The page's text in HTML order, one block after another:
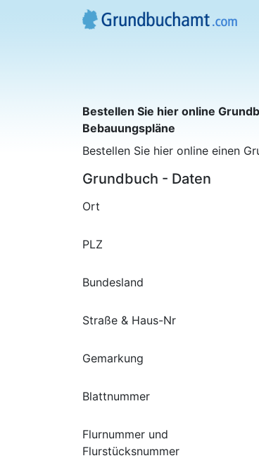
Bestellen Sie hier online
Bebauungspläne
Bestellen Sie hier online einen
Grundbuch - Daten
Ort
PLZ
Bundesland
Straße & Haus-Nr
Gemarkung
Blattnummer
Flurnummer und
Flurstücksnummer